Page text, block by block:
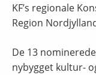
KF’s regionale
Region
De 13
nybygget kultur-